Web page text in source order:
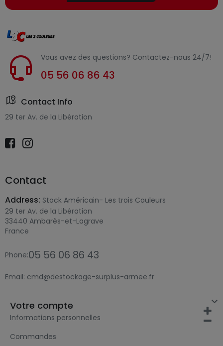
Vous avez des questions? Contactez-nous 24/7!
05 56 06 86 43
Contact Info
29 ter Av. de la Libération
Contact
Address: Stock Américain- Les trois Couleurs
29 ter Av. de la Libération
33440 Ambarès-et-Lagrave
France
Phone:05 56 06 86 43
Email: cmd@destockage-surplus-armee.fr

Votre compte
Informations personnelles
Commandes